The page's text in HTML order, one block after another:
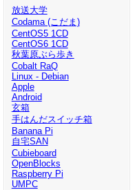
放送大学
Codama (こだま)
CentOS5 1CD
CentOS6 1CD
秋葉原ぶら歩き
Cobalt RaQ
Linux - Debian
Apple
Android
玄箱
手はんだスイッチ箱
Banana Pi
自宅SAN
Cubieboard
OpenBlocks
Raspberry Pi
UMPC